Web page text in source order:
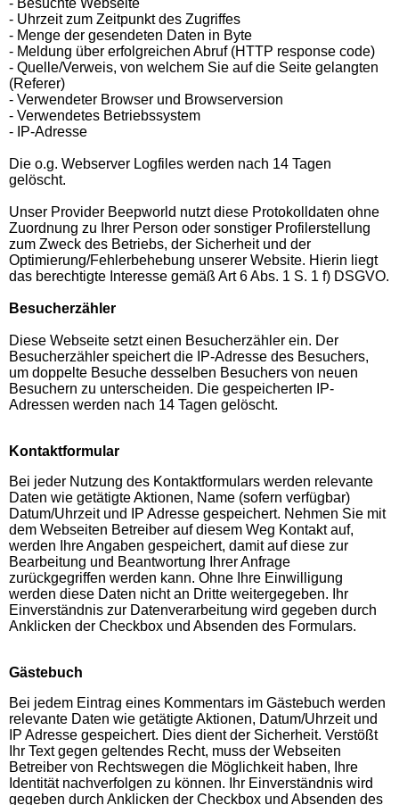
- Uhrzeit zum Zeitpunkt des Zugriffes
- Menge der gesendeten Daten in Byte
- Meldung über erfolgreichen Abruf (HTTP response code)
- Quelle/Verweis, von welchem Sie auf die Seite gelangten
(Referer)
- Verwendeter Browser und Browserversion
- Verwendetes Betriebssystem
- IP-Adresse
Die o.g. Webserver Logfiles werden nach 14 Tagen
gelöscht.
Unser Provider Beepworld nutzt diese Protokolldaten ohne
Zuordnung zu Ihrer Person oder sonstiger Profilerstellung
zum Zweck des Betriebs, der Sicherheit und der
Optimierung/Fehlerbehebung unserer Website. Hierin liegt
das berechtigte Interesse gemäß Art 6 Abs. 1 S. 1 f) DSGVO.
Besucherzähler
Diese Webseite setzt einen Besucherzähler ein. Der
Besucherzähler speichert die IP-Adresse des Besuchers,
um doppelte Besuche desselben Besuchers von neuen
Besuchern zu unterscheiden. Die gespeicherten IP-
Adressen werden nach 14 Tagen gelöscht.
Kontaktformular
Bei jeder Nutzung des Kontaktformulars werden relevante
Daten wie getätigte Aktionen, Name (sofern verfügbar)
Datum/Uhrzeit und IP Adresse gespeichert. Nehmen Sie mit
dem Webseiten Betreiber auf diesem Weg Kontakt auf,
werden Ihre Angaben gespeichert, damit auf diese zur
Bearbeitung und Beantwortung Ihrer Anfrage
zurückgegriffen werden kann. Ohne Ihre Einwilligung
werden diese Daten nicht an Dritte weitergegeben. Ihr
Einverständnis zur Datenverarbeitung wird gegeben durch
Anklicken der Checkbox und Absenden des Formulars.
Gästebuch
Bei jedem Eintrag eines Kommentars im Gästebuch werden
relevante Daten wie getätigte Aktionen, Datum/Uhrzeit und
IP Adresse gespeichert. Dies dient der Sicherheit. Verstößt
Ihr Text gegen geltendes Recht, muss der Webseiten
Betreiber von Rechtswegen die Möglichkeit haben, Ihre
Identität nachverfolgen zu können. Ihr Einverständnis wird
gegeben durch Anklicken der Checkbox und Absenden des